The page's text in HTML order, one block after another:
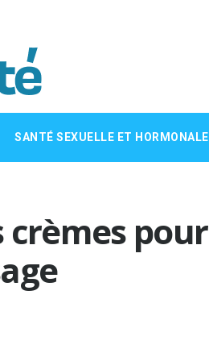
SANTÉ SEXUELLE ET HORMONALE
crèmes pour